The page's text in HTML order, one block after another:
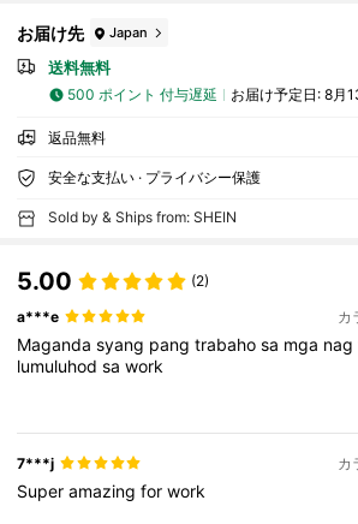
お届け先 Japan
送料無料
500 ポイント 付与遅延 お届け予定日: 8月
返品無料
安全な支払い · プライバシー保護
Sold by & Ships from: SHEIN
5.00 (2)
a***e カ
Magandasyang pangtrabahosa mga nag
lumuluhodsawork
7***j カ
Superamazingforwork